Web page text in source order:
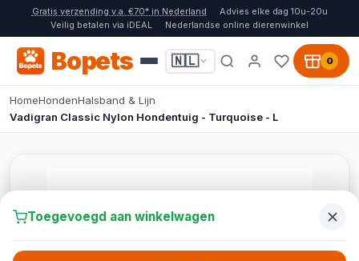
Gratis verzending v.a. €70* in Nederland
Advies elke dag 10u-20u
Veilig betalen via iDEAL
Nederlandse online dierenwinkel
Bopets 🇳🇱 0
HomeHondenHalsband & Lijn
Vadigran Classic Nylon Hondentuig - Turquoise - L
Toegevoegd aan winkelwagen